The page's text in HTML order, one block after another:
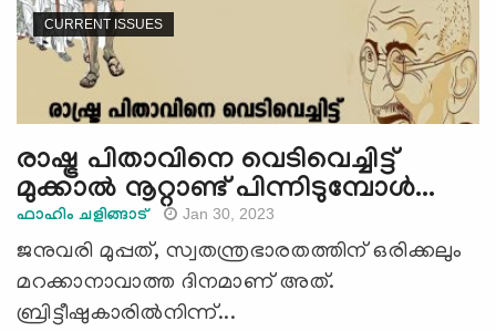
CURRENT ISSUES
രാഷ്ട്ര പിതാവിനെ വെടിവെച്ചിട്ട്
മുക്കാല്‍ നൂറ്റാണ്ട് പിന്നിടുമ്പോള്‍...
ഫാഹിം ചളിങ്ങാട് Jan 30, 2023
ജനുവരി മുപ്പത്, സ്വതന്ത്രഭാരതത്തിന് ഒരിക്കലും
മറക്കാനാവാത്ത ദിനമാണ് അത്.
ബ്രിട്ടീഷുകാരില്‍നിന്ന്...